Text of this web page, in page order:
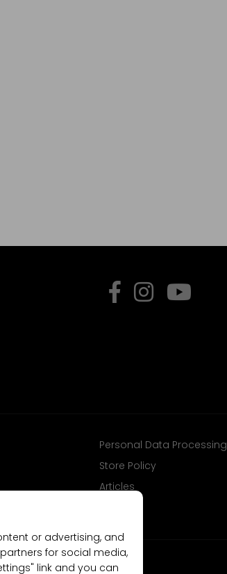
Personal Data Processing
Store Policy
Articles
or advertising, and
for social media,
link and you can